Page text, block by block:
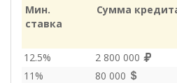
Мин.
ставка
Сумма
12.5%
2 800 000
11%
80 000